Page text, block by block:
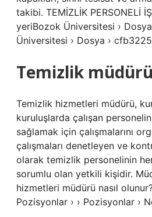
takibi. TEMİZLİK PERSONELİ
yeriBozok Üniversitesi ›
Üniversitesi › Dosya ›
Temizlik
Temizlik hizmetleri müdürü,
kuruluşlarda çalışan
sağlamak için çalışmalarını
çalışmaları denetleyen ve
olarak temizlik personelinin
sorumlu olan yetkili kişidir.
hizmetleri müdürü nasıl
Pozisyonlar › › Pozisyonlar ›